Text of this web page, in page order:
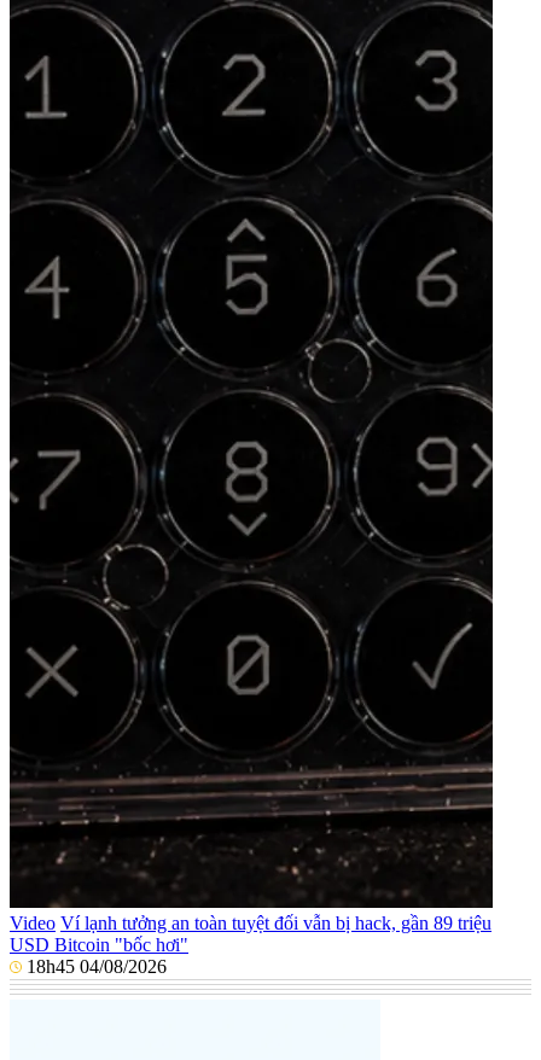
Video Ví lạnh tưởng an toàn tuyệt đối vẫn bị hack, gần 89 triệu
USD Bitcoin "bốc hơi"
18h45 04/08/2026